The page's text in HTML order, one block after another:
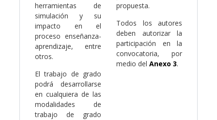
herramientas de
simulación y su
impacto en el
proceso enseñanza-
aprendizaje, entre
otros.
El trabajo de grado
podrá desarrollarse
en cualquiera de las
modalidades de
trabajo de grado
propuesta.
Todos los autores
deben autorizar la
participación en la
convocatoria, por
medio del Anexo 3.